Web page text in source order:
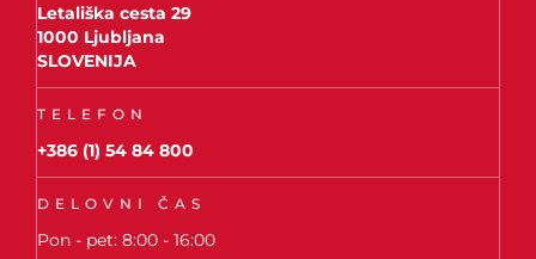
Letališka cesta 29
1000 Ljubljana
SLOVENIJA
TELEFON
+386 (1) 54 84 800
DELOVNI ČAS
Pon - pet: 8:00 - 16:00